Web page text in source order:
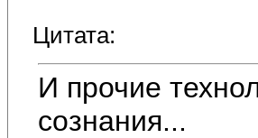
Цитата:
И прочие
сознания...